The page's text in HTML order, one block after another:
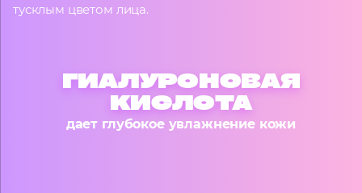
тусклым цветом лица.
ГИАЛУРОНОВАЯ
КИСЛОТА
дает глубокое увлажнение кожи